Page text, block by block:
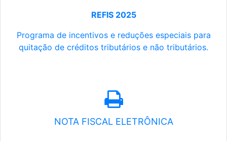
REFIS 2025
Programa de incentivos e reduções especiais para
quitação de créditos tributários e não tributários.
NOTA FISCAL ELETRÔNICA